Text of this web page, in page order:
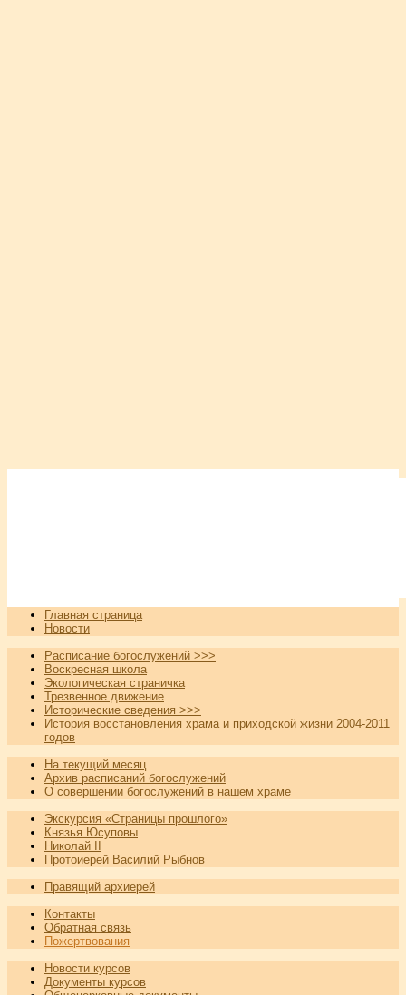
Главная страница
Новости
Расписание богослужений >>>
Воскресная школа
Экологическая страничка
Трезвенное движение
Исторические сведения >>>
История восстановления храма и приходской жизни 2004-2011
годов
На текущий месяц
Архив расписаний богослужений
О совершении богослужений в нашем храме
Экскурсия «Страницы прошлого»
Князья Юсуповы
Николай II
Протоиерей Василий Рыбнов
Правящий архиерей
Контакты
Обратная связь
Пожертвования
Новости курсов
Документы курсов